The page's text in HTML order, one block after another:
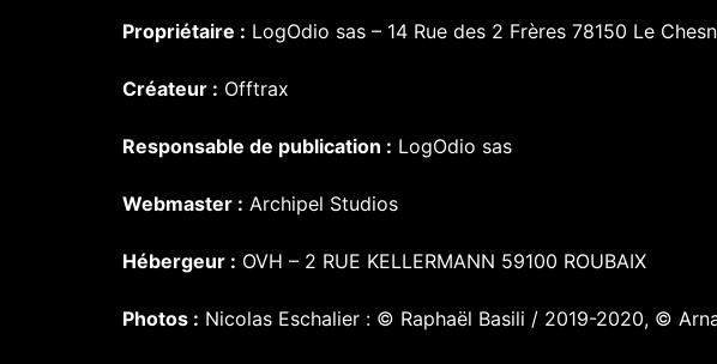
Propriétaire : LogOdio sas – 14 Rue des 2 Frères 78150 Le
Créateur : Offtrax
Responsable de publication : LogOdio sas
Webmaster : Archipel Studios
Hébergeur : OVH – 2 RUE KELLERMANN 59100 ROUBAIX
Photos : Nicolas Eschalier : © Raphaël Basili / 2019-2020, ©